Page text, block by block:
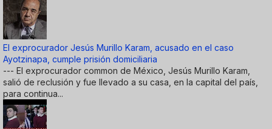
El exprocurador Jesús Murillo Karam, acusado en el caso
Ayotzinapa, cumple prisión domiciliaria
--- El exprocurador common de México, Jesús Murillo Karam,
salió de reclusión y fue llevado a su casa, en la capital del país,
para continua...